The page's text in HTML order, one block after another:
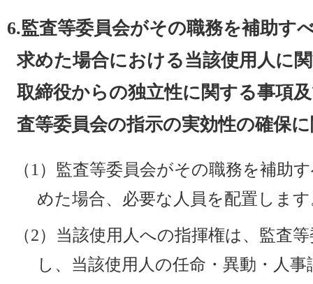
6.監査等委員会がその職務を補助す
求めた場合における当該使用人に
取締役からの独立性に関する事項
査等委員会の指示の実効性の確保
（1）監査等委員会がその職務を補助
めた場合、必要な人員を配置します
（2）当該使用人への指揮権は、監査
し、当該使用人の任命・異動・人